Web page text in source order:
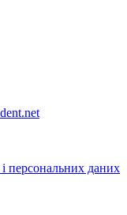
і персональних даних